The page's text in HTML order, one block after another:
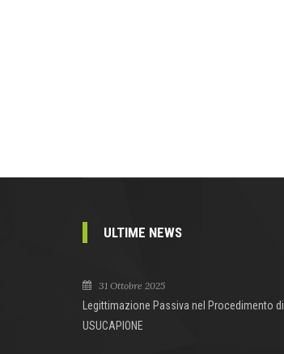
ULTIME NEWS
31 Ottobre 2025
Legittimazione Passiva nel Procedimento di
USUCAPIONE